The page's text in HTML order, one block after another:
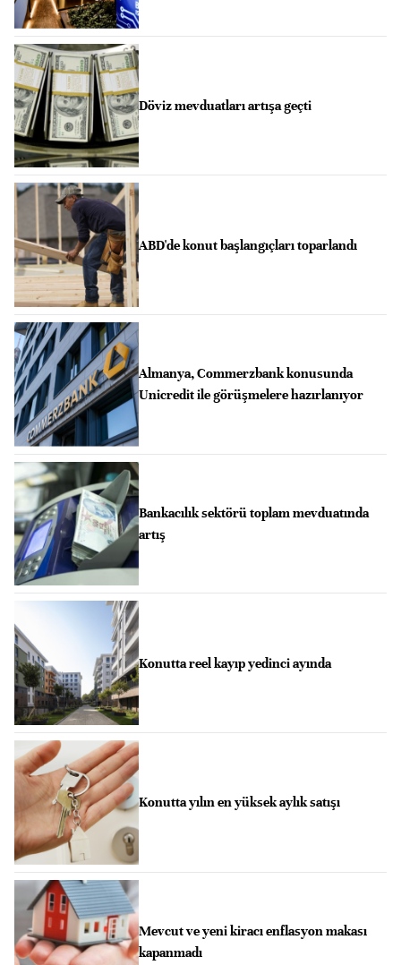
Döviz mevduatları artışa geçti
ABD'de konut başlangıçları toparlandı
Almanya, Commerzbank konusunda
Unicredit ile görüşmelere hazırlanıyor
Bankacılık sektörü toplam mevduatında
artış
Konutta reel kayıp yedinci ayında
Konutta yılın en yüksek aylık satışı
Mevcut ve yeni kiracı enflasyon makası
kapanmadı